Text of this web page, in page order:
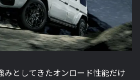
みとしてきたオンロード性能だけ